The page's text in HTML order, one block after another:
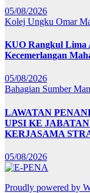
05/08/2026
Kolej Ungku Omar
KUO Rangkul Lima
Kecemerlangan
05/08/2026
Bahagian Sumber
LAWATAN
UPSI KE
KERJASAMA
05/08/2026
Proudly powered by